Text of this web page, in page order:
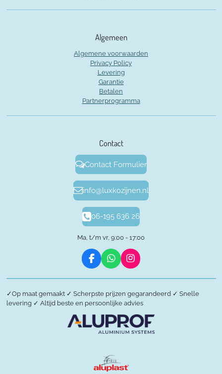
Algemeen
Algemene voorwaarden
Privacy Policy
Levering
Garantie
Betalen
Partnerprogramma
Contact
Contact Formulier
info@luxkozijnen.nl
06-195 636 26
Ma, t/m vr, 9:00 - 17:00
F
a
c
b
o
o
k
W
h
a
t
s
A
p
p
I
n
s
a
g
r
a
m
✓Op maat gemaakt ✓ Scherpste prijzen gegarandeerd ✓ Snelle
levering ✓ Altijd beste en persoonlijke advies